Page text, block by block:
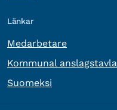
Länkar
Medarbetare
Kommunal anslagstavla
Suomeksi